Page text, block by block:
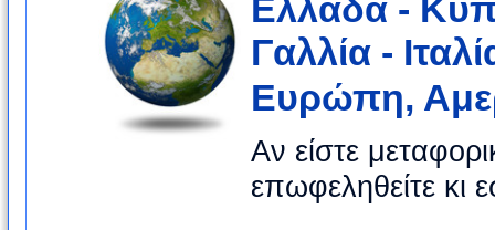
Ελλάδα -
Γαλλία -
Ευρώπη,
Αν είστε
επωφεληθείτε κι